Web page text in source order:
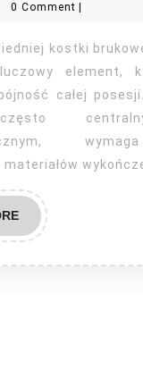
0 Comment
element,
całej
materiałów
READ
MORE